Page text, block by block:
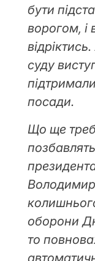
бути
ворогом, і
суду
посади.
Що ще
оборони
то